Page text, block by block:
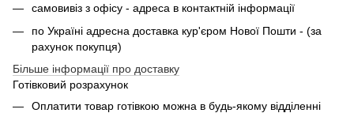
самовивіз з офісу - адреса в контактній інформації
по Україні адресна доставка кур'єром Нової Пошти - (за
рахунок покупця)
Більше інформації про доставку
Готівковий розрахунок
Оплатити товар готівкою можна в будь-якому відділенні